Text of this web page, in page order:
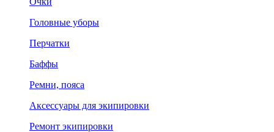
Головные уборы
Перчатки
Баффы
Ремни, пояса
Аксессуары для экипировки
Ремонт экипировки